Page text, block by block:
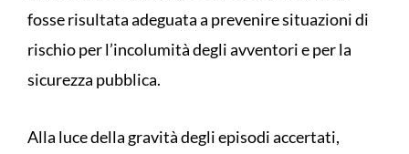
fosse risultata adeguata a prevenire situazioni di
rischio per l’incolumità degli avventori e per la
sicurezza pubblica.
Alla luce della gravità degli episodi accertati,